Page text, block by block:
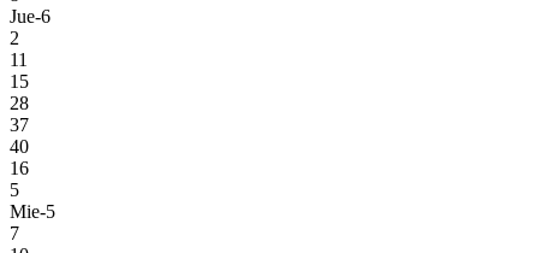
Jue-6
2
11
15
28
37
40
16
5
Mie-5
7